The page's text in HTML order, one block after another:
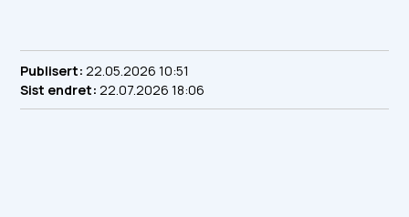
Publisert 22.05.2026 10:51
Sist endret 22.07.2026 18:06